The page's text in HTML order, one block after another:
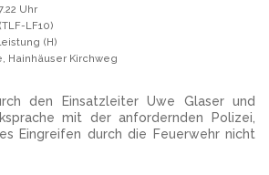
Uhr
TLF-LF10)
(H)
Hainhäuser Kirchweg
den Einsatzleiter Uwe Glaser und
mit der anfordernden Polizei,
Eingreifen durch die Feuerwehr nicht